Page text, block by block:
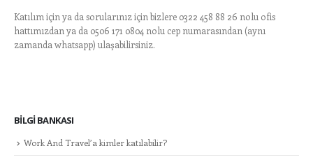
Katılım için ya da sorularınız için bizlere 0322 458 88 26 nolu ofis
hattımızdan ya da 0506 171 0804 nolu cep numarasından (aynı
zamanda whatsapp) ulaşabilirsiniz.
BILGI BANKASI
Work And Travel’a kimler katılabilir?